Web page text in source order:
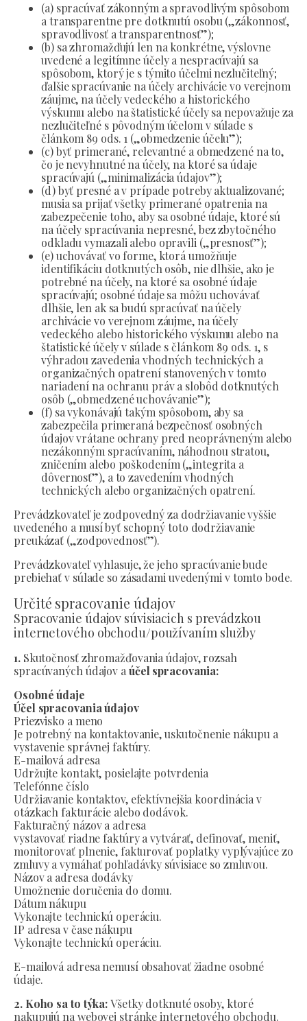
(a) spracúvať zákonným a spravodlivým spôsobom
a transparentne pre dotknutú osobu („zákonnosť,
spravodlivosť a transparentnosť”);
(b) sa zhromažďujú len na konkrétne, výslovne
uvedené a legitímne účely a nespracúvajú sa
spôsobom, ktorý je s týmito účelmi nezlučiteľný;
ďalšie spracúvanie na účely archivácie vo verejnom
záujme, na účely vedeckého a historického
výskumu alebo na štatistické účely sa nepovažuje za
nezlučiteľné s pôvodným účelom v súlade s
článkom 89 ods. 1 („obmedzenie účelu”);
(c) byť primerané, relevantné a obmedzené na to,
čo je nevyhnutné na účely, na ktoré sa údaje
spracúvajú („minimalizácia údajov”);
(d) byť presné a v prípade potreby aktualizované;
musia sa prijať všetky primerané opatrenia na
zabezpečenie toho, aby sa osobné údaje, ktoré sú
na účely spracúvania nepresné, bez zbytočného
odkladu vymazali alebo opravili („presnosť”);
(e) uchovávať vo forme, ktorá umožňuje
identifikáciu dotknutých osôb, nie dlhšie, ako je
potrebné na účely, na ktoré sa osobné údaje
spracúvajú; osobné údaje sa môžu uchovávať
dlhšie, len ak sa budú spracúvať na účely
archivácie vo verejnom záujme, na účely
vedeckého alebo historického výskumu alebo na
štatistické účely v súlade s článkom 89 ods. 1, s
výhradou zavedenia vhodných technických a
organizačných opatrení stanovených v tomto
nariadení na ochranu práv a slobôd dotknutých
osôb („obmedzené uchovávanie”);
(f) sa vykonávajú takým spôsobom, aby sa
zabezpečila primeraná bezpečnosť osobných
údajov vrátane ochrany pred neoprávneným alebo
nezákonným spracúvaním, náhodnou stratou,
zničením alebo poškodením („integrita a
dôvernosť”), a to zavedením vhodných
technických alebo organizačných opatrení.
Prevádzkovateľ je zodpovedný za dodržiavanie vyššie
uvedeného a musí byť schopný toto dodržiavanie
preukázať („zodpovednosť”).
Prevádzkovateľ vyhlasuje, že jeho spracúvanie bude
prebiehať v súlade so zásadami uvedenými v tomto bode.
Určité spracovanie údajov
Spracovanie údajov súvisiacich s prevádzkou
internetového obchodu/používaním služby
1.Skutočnosť zhromažďovania údajov, rozsah
spracúvaných údajov a účel spracovania:
Osobné údaje
Účel spracovania údajov
Priezvisko a meno
Je potrebný na kontaktovanie, uskutočnenie nákupu a
vystavenie správnej faktúry.
E-mailová adresa
Udržujte kontakt, posielajte potvrdenia
Telefónne číslo
Udržiavanie kontaktov, efektívnejšia koordinácia v
otázkach fakturácie alebo dodávok.
Fakturačný názov a adresa
vystavovať riadne faktúry a vytvárať, definovať, meniť,
monitorovať plnenie, fakturovať poplatky vyplývajúce zo
zmluvy a vymáhať pohľadávky súvisiace so zmluvou.
Názov a adresa dodávky
Umožnenie doručenia do domu.
Dátum nákupu
Vykonajte technickú operáciu.
IP adresa v čase nákupu
Vykonajte technickú operáciu.
E-mailová adresa nemusí obsahovať žiadne osobné
údaje.
2. Koho sa to týka:Všetky dotknuté osoby, ktoré
nakupujú na webovej stránke internetového obchodu.